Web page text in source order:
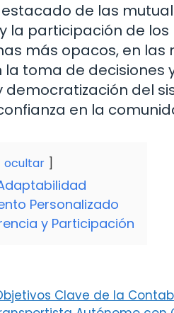
de las
la participación de
más opacos, en
la toma de
democratización del
en la
ocultar
Personalizado
y Participación
Clave de la